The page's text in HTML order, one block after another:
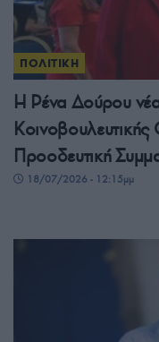
ΠΟΛΙΤΙΚΗ
Η Ρένα Δούρου
Προοδευτική
18/07/2026 - 12:15μμ